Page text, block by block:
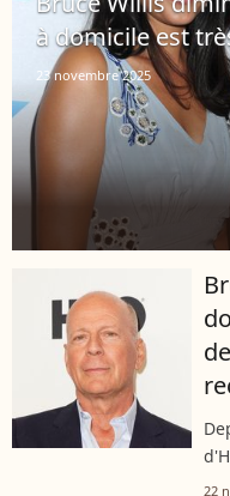
à domicile est
23 novembre 2025
22